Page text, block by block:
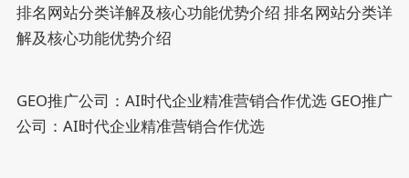
排名网站分类详解及核心功能优势介绍 排名网站分类详
解及核心功能优势介绍
GEO推广公司：AI时代企业精准营销合作优选 GEO推广
公司：AI时代企业精准营销合作优选